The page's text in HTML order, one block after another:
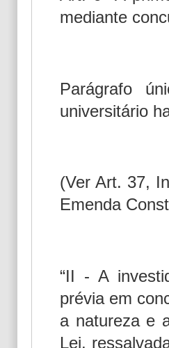
mediante
Parágrafo
universitário
(Ver Art. 37,
Emenda
“II - A
prévia em
a natureza e
Lei,